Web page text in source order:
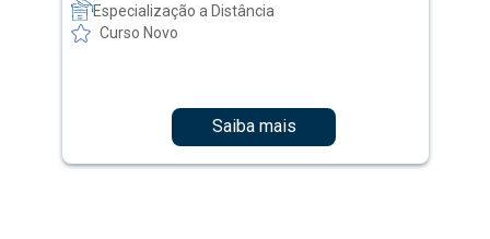
Especialização a Distância
Curso Novo
Saiba mais